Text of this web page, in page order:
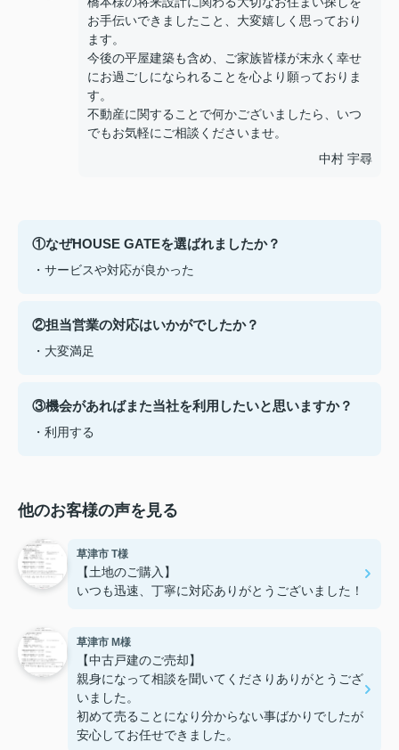
お手伝いできましたこと、大変嬉しく思っており
ます。
今後の平屋建築も含め、ご家族皆様が末永く幸せ
にお過ごしになられることを心より願っておりま
す。
不動産に関することで何かございましたら、いつ
でもお気軽にご相談くださいませ。
中村 宇尋
①なぜHOUSE GATEを選ばれましたか？
・サービスや対応が良かった
②担当営業の対応はいかがでしたか？
・大変満足
③機会があればまた当社を利用したいと思いますか？
・利用する
他のお客様の声を見る
草津市 T様
【土地のご購入】
いつも迅速、丁寧に対応ありがとうございました！
草津市 M様
【中古戸建のご売却】
親身になって相談を聞いてくださりありがとうござ
いました。
初めて売ることになり分からない事ばかりでしたが
安心してお任せできました。